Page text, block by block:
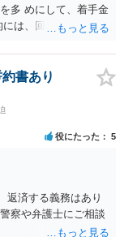
多 めにして、着手金
は、回収見込みがあ
書あり
役にたった 5
返済する義務はあり
察や弁護士にご相談